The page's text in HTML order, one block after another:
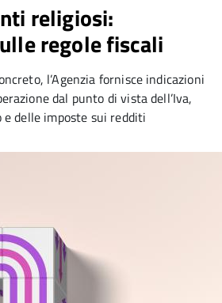
religiosi:
regole fiscali
l’Agenzia fornisce indicazioni
dal punto di vista dell’Iva,
delle imposte sui redditi